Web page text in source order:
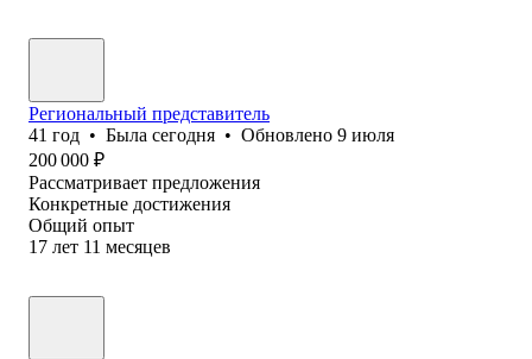
Региональный представитель
41 год • Была сегодня • Обновлено 9 июля
200 000 ₽
Рассматривает предложения
Конкретные достижения
Общий опыт
17 лет 11 месяцев